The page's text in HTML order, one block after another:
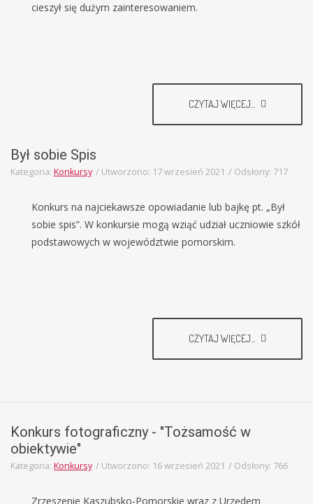
cieszył się dużym zainteresowaniem.
CZYTAJ WIĘCEJ...
Był sobie Spis
Kategoria: Konkursy Utworzono: 17 wrzesień 2021 Odsłony: 717
Konkurs na najciekawsze opowiadanie lub bajkę pt. „Był
sobie spis”. W konkursie mogą wziąć udział uczniowie szkół
podstawowych w województwie pomorskim.
CZYTAJ WIĘCEJ...
Konkurs fotograficzny - "Tożsamość w
obiektywie"
Kategoria: Konkursy Utworzono: 16 wrzesień 2021 Odsłony: 766
Zrzeszenie Kaszubsko-Pomorskie wraz z Urzędem